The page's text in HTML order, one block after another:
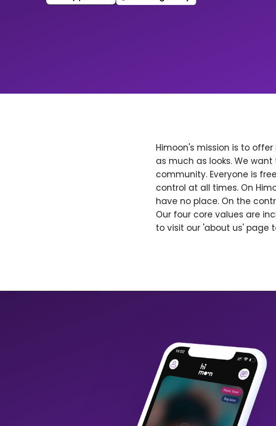
Himoon's mission is to
as much as looks. We
community. Everyone is
control at all times. On
have no place. On the
Our four core values are
to visit our 'about us' page